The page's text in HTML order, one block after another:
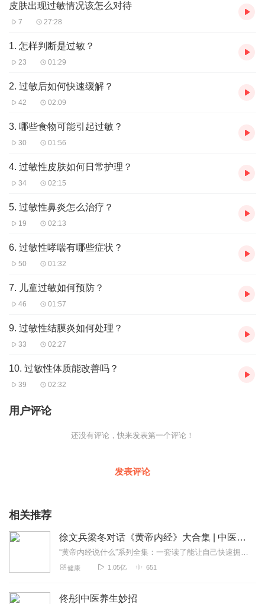
皮肤出现过敏情况该怎么对待
7 27:28
1. 怎样判断是过敏？
23 01:29
2. 过敏后如何快速缓解？
42 02:09
3. 哪些食物可能引起过敏？
30 01:56
4. 过敏性皮肤如何日常护理？
34 02:15
5. 过敏性鼻炎怎么治疗？
19 02:13
6. 过敏性哮喘有哪些症状？
50 01:32
7. 儿童过敏如何预防？
46 01:57
9. 过敏性结膜炎如何处理？
33 02:27
10. 过敏性体质能改善吗？
39 02:32
用户评论
还没有评论，快来发表第一个评论！
发表评论
相关推荐
徐文兵梁冬对话《黄帝内经》大合集 | 中医养生
“黄帝内经说什么”系列全集：一套读了能让自己快速拥有天时、地利、人和的正能量书籍。年轻人读了能更好地懂得处事养身，变得强大；中年人读了会放下得失，随心所欲；老年...
健康 1.05亿 651
佟彤|中医养生妙招